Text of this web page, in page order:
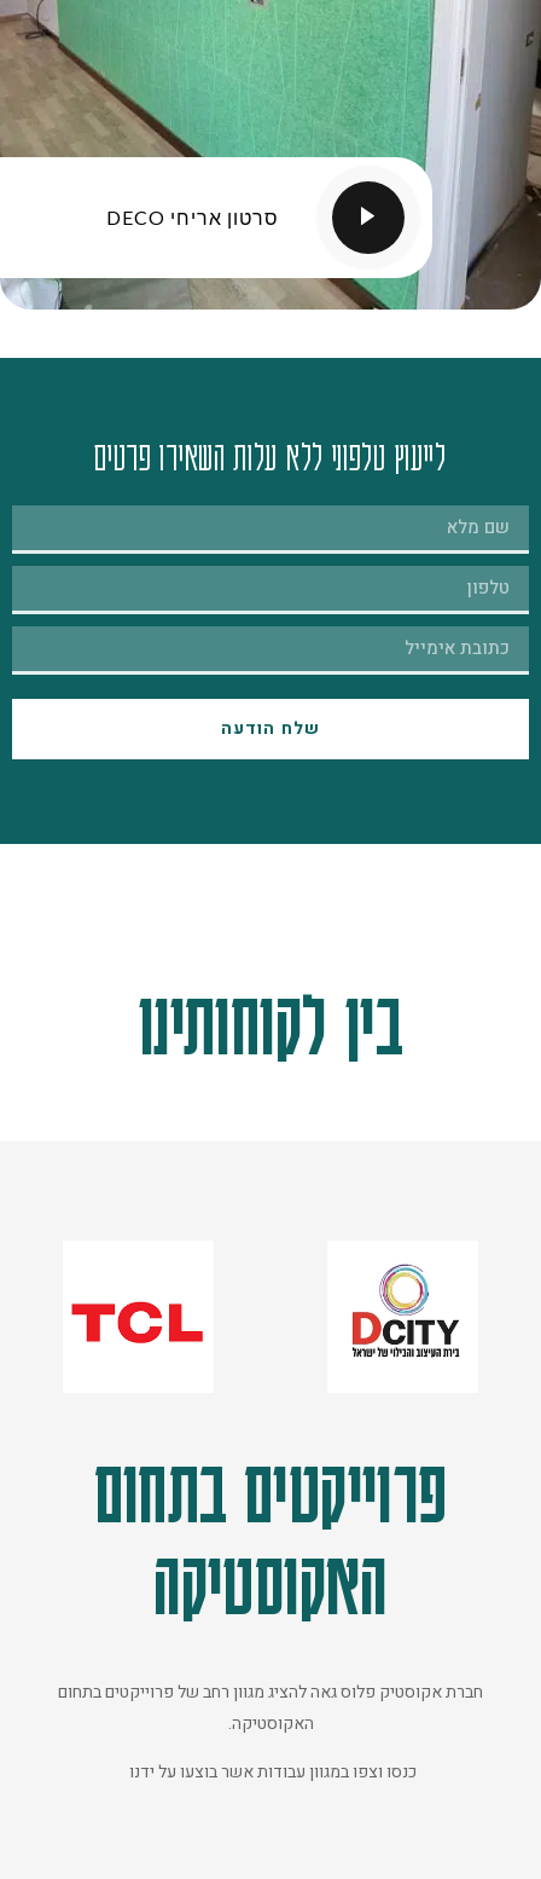
סרטון אריחי DECO
לייעוץ טלפוני ללא עלות השאירו פרטים
שלח הודעה
בין לקוחותינו
פרוייקטים בתחום
האקוסטיקה
חברת אקוסטיק פלוס גאה להציג מגוון רחב של פרוייקטים בתחום
האקוסטיקה.
כנסו וצפו במגוון עבודות אשר בוצעו על ידנו